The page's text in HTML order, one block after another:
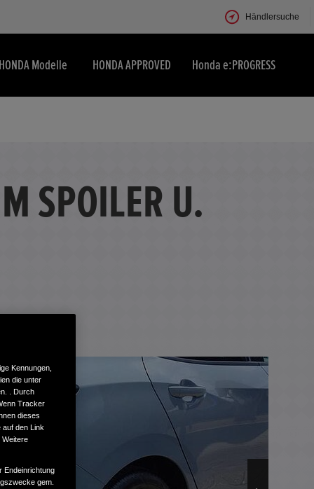
Händlersuche
Modelle HONDA APPROVED Honda e:PROGRESS
SPOILER U.
Kennungen,
die unter
. Durch
Tracker
dieses
auf den Link
Weitere
Endeinrichtung
gem.